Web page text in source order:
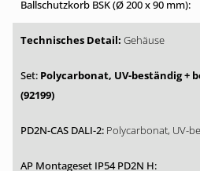
Gehäuse
Polycarbonat, UV-beständig +
(92199)
Polycarbonat, UV-